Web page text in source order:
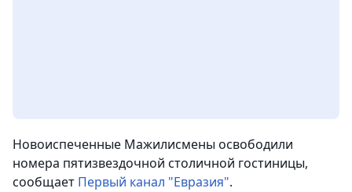
Новоиспеченные Мажилисмены освободили
номера пятизвездочной столичной гостиницы,
сообщает Первый канал "Евразия".